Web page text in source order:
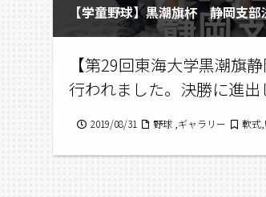
【学童野球】黒潮旗杯 静岡支
【第29回東海大学黒潮旗
行われました。決勝に進
2019/08/31 野球 ,ギャラリー 軟式